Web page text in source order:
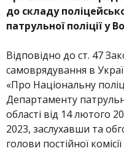
до складу
патрульної поліції у
Відповідно до ст. 47
самоврядування в
«Про Національну
Департаменту
області від 14 лютого
2023, заслухавши та
голови постійної